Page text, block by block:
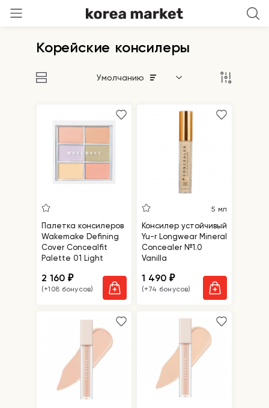
Корейские консилеры
Умолчанию
Палетка консилеров
Wakemake Defining
Cover Concealfit
Palette 01 Light
2 160₽
(+108 бонусов)
5 мл
Консилер устойчивый
Yu-r Longwear Mineral
Concealer №1.0
Vanilla
1 490₽
(+74 бонусов)